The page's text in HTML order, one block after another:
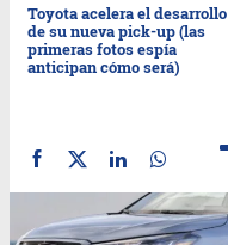
Toyota acelera el desarrollo
de su nueva pick-up (las
primeras fotos espía
anticipan cómo será)